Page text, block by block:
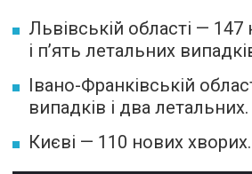
Львівській області —
і п’ять летальних
Івано-Франківській
випадків і два летальних.
Києві — 110 нових хворих.